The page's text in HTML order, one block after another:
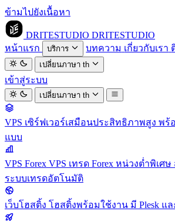
ข้ามไปยังเนื้อหา
DRITESTUDIO DRITESTUDIO
หน้าแรก
บริการ บทความ เกี่ยวกับเรา
เปลี่ยนภาษาth
เข้าสู่ระบบ
เปลี่ยนภาษาth
VPS เซิร์ฟเวอร์เสมือนประสิทธิภาพสูง พร้
แบบ
VPS Forex VPS เทรด Forex หน่วงต่ำพิเศ
ระบบเทรดอัตโนมัติ
เว็บโฮสติ้ง โฮสติ้งพร้อมใช้งาน มี Plesk แล